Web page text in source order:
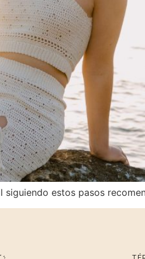
estos pasos